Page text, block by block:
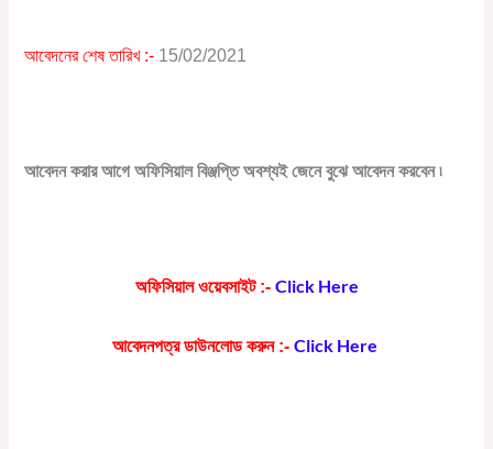
আবেদনের শেষ তারিখ :- 15/02/2021
আবেদন করার আগে অফিসিয়াল বিঞ্জপ্তি অবশ্যই জেনে বুঝে আবেদন করবেন ৷
অফিসিয়াল ওয়েবসাইট :- Click Here
আবেদনপত্র ডাউনলোড করুন :- Click Here